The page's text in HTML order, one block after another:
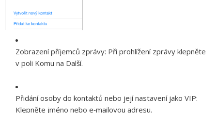
Zobrazení příjemců zprávy: Při prohlížení zprávy klepněte
v poli Komu na Další.
Přidání osoby do kontaktů nebo její nastavení jako VIP:
Klepněte jméno nebo e‑mailovou adresu.